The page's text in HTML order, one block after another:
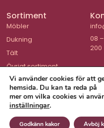
Sortiment
Möbler
Dukning
Tält
Övrigt sortiment
08
200
© 2026 Dukadet
Vi använder cookies för att
hemsida. Du kan ta reda på
mer om vilka cookies vi
inställningar.
Godkänn kakor Avböj